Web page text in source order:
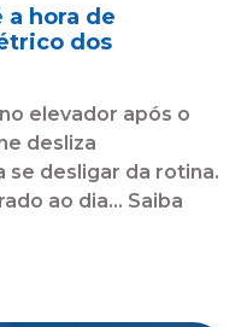
hora de
dos
elevador após o
desliza
se desligar da rotina.
ao dia... Saiba